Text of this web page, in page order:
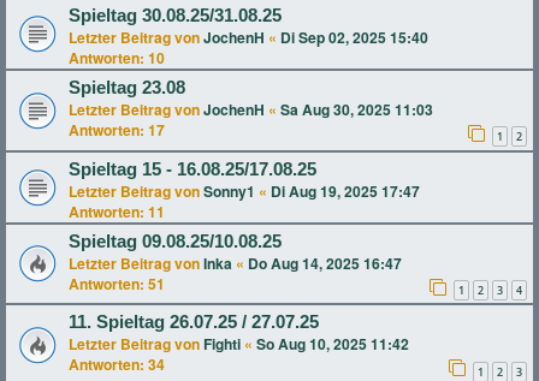
Spieltag 30.08.25/31.08.25
Letzter Beitrag vonJochenH « Di Sep 02, 2025 15:40
Antworten: 10
Spieltag 23.08
Letzter Beitrag vonJochenH « Sa Aug 30, 2025 11:03
Antworten: 17 1 2
Spieltag 15 - 16.08.25/17.08.25
Letzter Beitrag vonSonny1 « Di Aug 19, 2025 17:47
Antworten: 11
Spieltag 09.08.25/10.08.25
Letzter Beitrag vonInka « Do Aug 14, 2025 16:47
Antworten: 51 1 2 3 4
11. Spieltag 26.07.25 / 27.07.25
Letzter Beitrag von Fighti « So Aug 10, 2025 11:42
Antworten: 34 1 2 3